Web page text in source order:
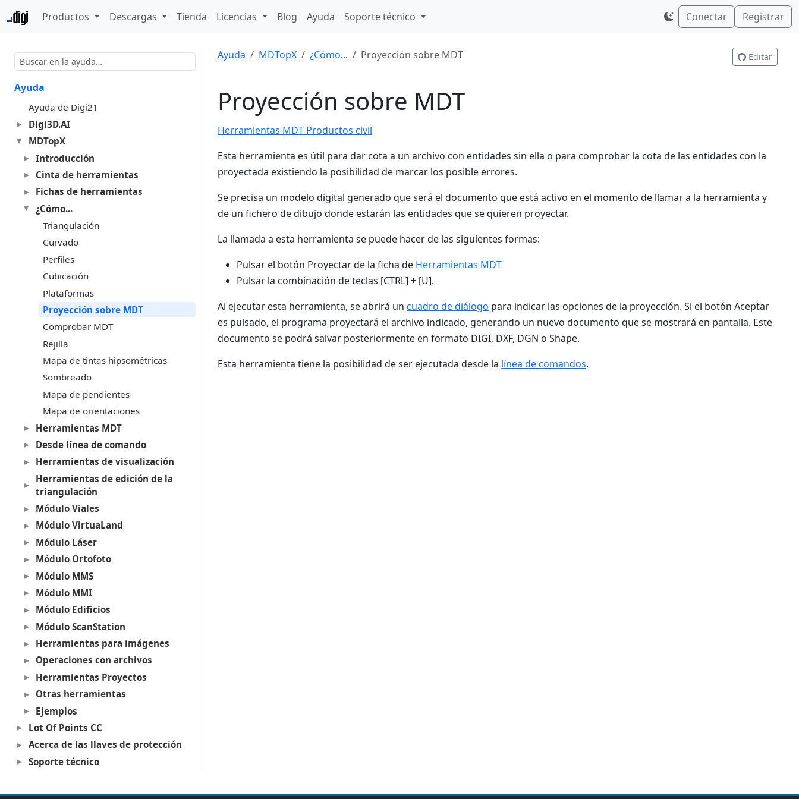
Productos Descargas Tienda Licencias Blog Ayuda Soporte técnico Conectar Registrar
Ayuda
Ayuda de Digi21
Digi3D.AI
MDTopX
Introducción
Cinta de herramientas
Fichas de herramientas
¿Cómo...
Triangulación
Curvado
Perfiles
Cubicación
Plataformas
Proyección sobre MDT
Comprobar MDT
Rejilla
Mapa de tintas hipsométricas
Sombreado
Mapa de pendientes
Mapa de orientaciones
Herramientas MDT
Desde línea de comando
Herramientas de visualización
Herramientas de edición de la
triangulación
Módulo Viales
Módulo VirtuaLand
Módulo Láser
Módulo Ortofoto
Módulo MMS
Módulo MMI
Módulo Edificios
Módulo ScanStation
Herramientas para imágenes
Operaciones con archivos
Herramientas Proyectos
Otras herramientas
Ejemplos
Lot Of Points CC
Acerca de las llaves de protección
Soporte técnico
Ayuda MDTopX ¿Cómo... Proyección sobre MDT Editar
Proyección sobre MDT
Herramientas MDT Productos civil
Esta herramienta es útil para dar cota a un archivo con entidades sin ella o para comprobar la cota de las entidades con la
proyectada existiendo la posibilidad de marcar los posible errores.
Se precisa un modelo digital generado que será el documento que está activo en el momento de llamar a la herramienta y
de un fichero de dibujo donde estarán las entidades que se quieren proyectar.
La llamada a esta herramienta se puede hacer de las siguientes formas:
Pulsar el botón Proyectar de la ficha de Herramientas MDT
Pulsar la combinación de teclas [CTRL] + [U].
Al ejecutar esta herramienta, se abrirá un cuadro de diálogo para indicar las opciones de la proyección. Si el botón Aceptar
es pulsado, el programa proyectará el archivo indicado, generando un nuevo documento que se mostrará en pantalla. Este
documento se podrá salvar posteriormente en formato DIGI, DXF, DGN o Shape.
Esta herramienta tiene la posibilidad de ser ejecutada desde la línea de comandos.